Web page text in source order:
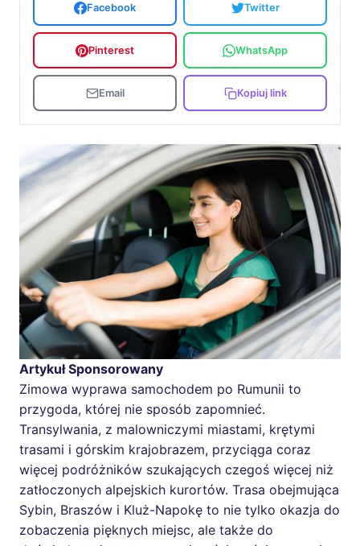
Facebook Twitter
Pinterest WhatsApp
Email Kopiuj link
Artykuł Sponsorowany
Zimowa wyprawa samochodem po Rumunii to
przygoda, której nie sposób zapomnieć.
Transylwania, z malowniczymi miastami, krętymi
trasami i górskim krajobrazem, przyciąga coraz
więcej podróżników szukających czegoś więcej niż
zatłoczonych alpejskich kurortów. Trasa obejmująca
Sybin, Braszów i Kluż-Napokę to nie tylko okazja do
zobaczenia pięknych miejsc, ale także do